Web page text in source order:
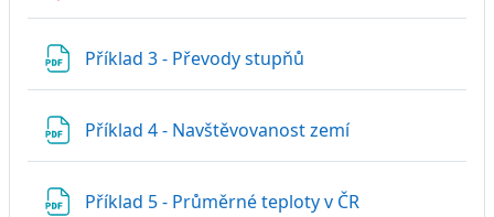
Příklad 3 - Převody stupňů
Příklad 4 - Navštěvovanost zemí
Příklad 5 - Průměrné teploty v ČR